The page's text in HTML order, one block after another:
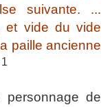
suivante. ...
et vide du vide
paille ancienne
1
de